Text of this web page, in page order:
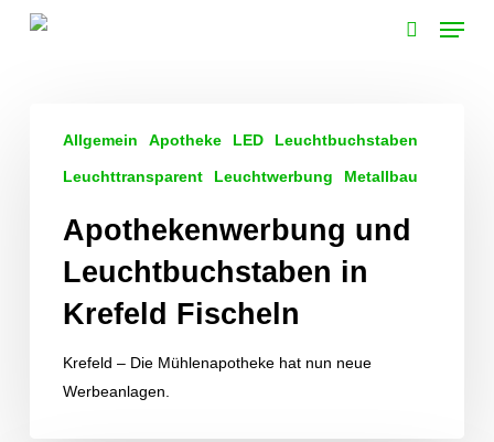
Menu
Leuchtbuchstaben
Krefeld
Fischeln
Allgemein Apotheke LED Leuchtbuchstaben
Leuchttransparent Leuchtwerbung Metallbau
Apothekenwerbung und
Leuchtbuchstaben in
Krefeld Fischeln
Krefeld – Die Mühlenapotheke hat nun neue
Werbeanlagen.